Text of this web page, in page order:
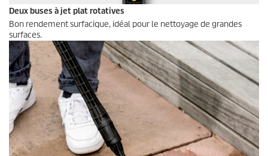
Deux buses à jet plat rotatives
Bon rendement surfacique, idéal pour le nettoyage de grandes
surfaces.